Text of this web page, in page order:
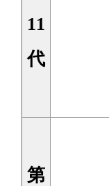
11
代
第